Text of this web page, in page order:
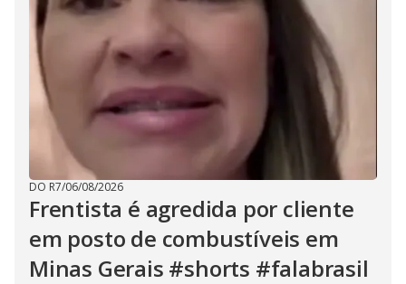
DO R7/06/08/2026
Frentista é agredida por cliente
em posto de combustíveis em
Minas Gerais #shorts #falabrasil